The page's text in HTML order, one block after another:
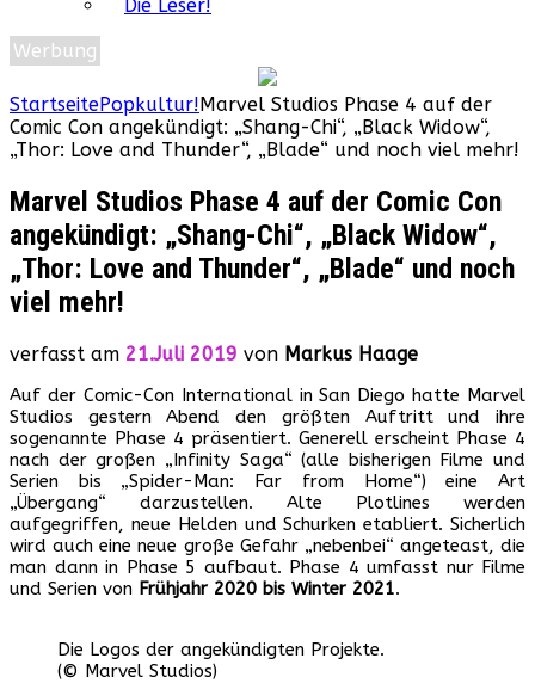
Die Leser!
Werbung
StartseitePopkultur!Marvel Studios Phase 4 auf der
Comic Con angekündigt: „Shang-Chi“, „Black Widow“,
„Thor: Love and Thunder“, „Blade“ und noch viel mehr!
Marvel Studios Phase 4 auf der Comic Con
angekündigt: „Shang-Chi“, „Black Widow“,
„Thor: Love and Thunder“, „Blade“ und noch
viel mehr!
verfasst am 21.Juli 2019 von Markus Haage
Auf der Comic-Con International in San Diego hatte Marvel
Studios gestern Abend den größten Auftritt und ihre
sogenannte Phase 4 präsentiert. Generell erscheint Phase 4
nach der großen „Infinity Saga“ (alle bisherigen Filme und
Serien bis „Spider-Man: Far from Home“) eine Art
„Übergang“ darzustellen. Alte Plotlines werden
aufgegriffen, neue Helden und Schurken etabliert. Sicherlich
wird auch eine neue große Gefahr „nebenbei“ angeteast, die
man dann in Phase 5 aufbaut. Phase 4 umfasst nur Filme
und Serien von Frühjahr 2020 bis Winter 2021.
Die Logos der angekündigten Projekte.
(© Marvel Studios)